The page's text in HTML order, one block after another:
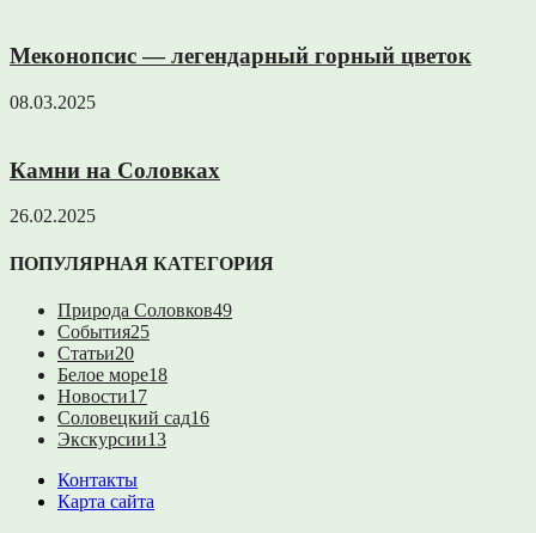
Меконопсис — легендарный горный цветок
08.03.2025
Камни на Соловках
26.02.2025
ПОПУЛЯРНАЯ КАТЕГОРИЯ
Природа Соловков49
События25
Статьи20
Белое море18
Новости17
Соловецкий сад16
Экскурсии13
Контакты
Карта сайта